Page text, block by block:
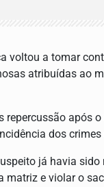
voltou a tomar
atribuídas ao
repercussão após
dos
já havia
matriz e violar o